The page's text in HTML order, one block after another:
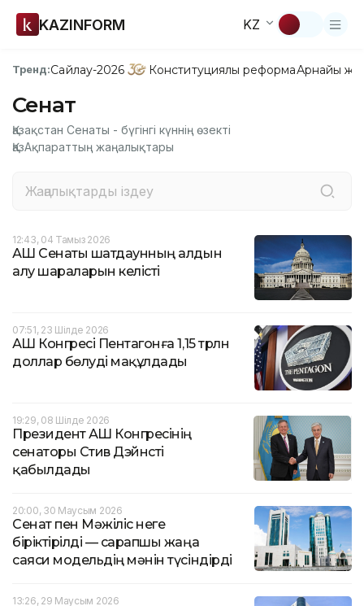
KAZINFORM KZ
Тренд:Сайлау-2026 Конституциялық реформаАрнайы
Сенат
Қазақстан Сенаты - бүгінгі күннің өзекті
ҚазАқпараттың жаңалықтары
12:43, 04 Тамыз 2026
АҚШ Сенаты шатдаунның алдын
алу шараларын келісті
07:51, 23 Шілде 2026
АҚШ Конгресі Пентагонға 1,15 трлн
доллар бөлуді мақұлдады
19:29, 08 Шілде 2026
Президент АҚШ Конгресінің
сенаторы Стив Дэйнсті
қабылдады
20:00, 30 Маусым 2026
Сенат пен Мәжіліс неге
біріктірілді — сарапшы жаңа
саяси модельдің мәнін түсіндірді
13:26, 29 Маусым 2026